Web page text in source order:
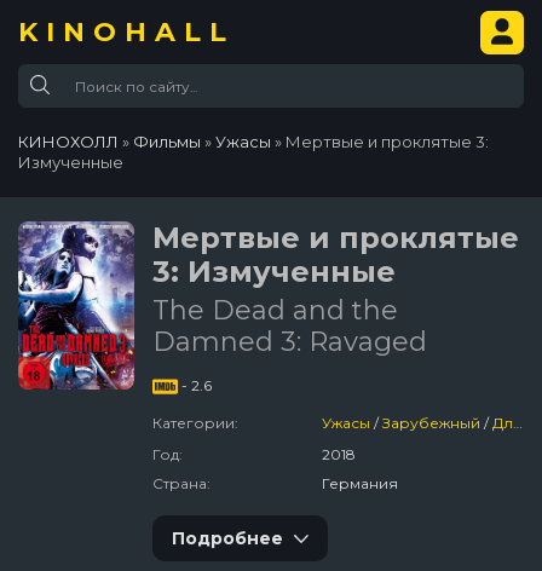
KINOHALL
КИНОХОЛЛ » Фильмы »Ужасы » Мертвые и проклятые 3:
Измученные
Мертвые и проклятые
3: Измученные
The Dead and the
Damned 3: Ravaged
- 2.6
Категории: Ужасы /Зарубежный /Для Молодёжи
Год:
2018
Страна:
Германия
Подробнее